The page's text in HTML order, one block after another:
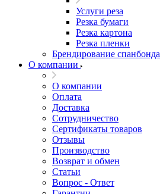
Услуги реза
Резка бумаги
Резка картона
Резка пленки
Брендирование спанбонда
О компании
О компании
Оплата
Доставка
Сотрудничество
Сертификаты товаров
Отзывы
Производство
Возврат и обмен
Статьи
Вопрос - Ответ